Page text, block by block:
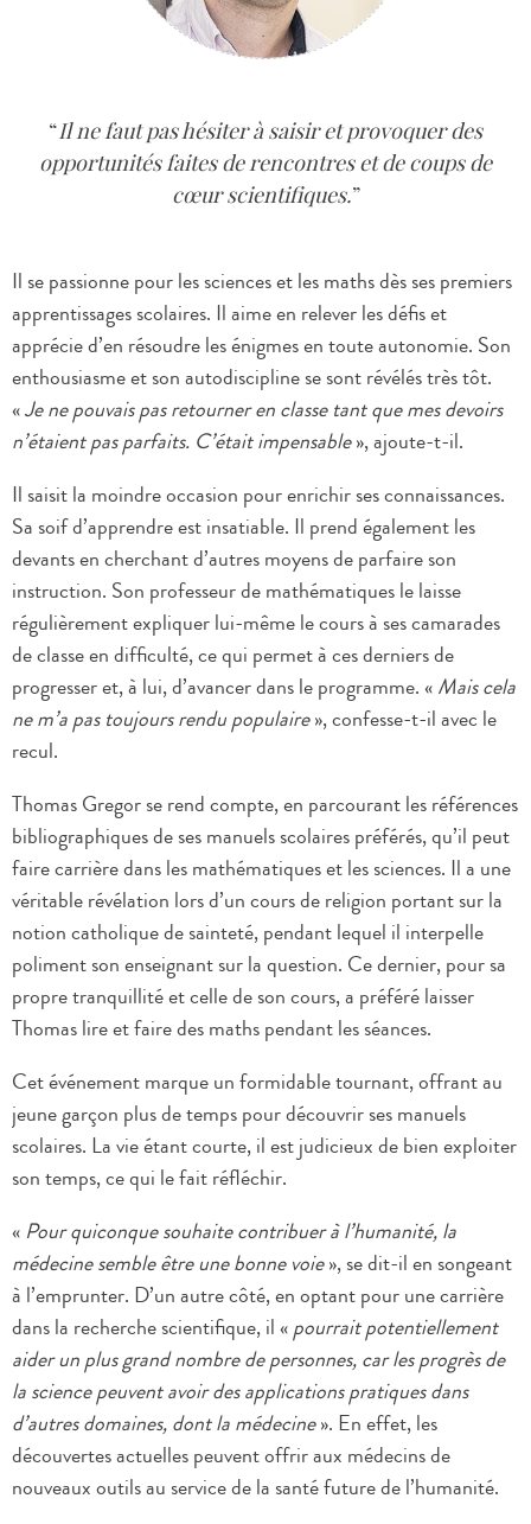
Il ne faut pas hésiter à saisir et provoquer des
opportunités faites de rencontres et de coups de
cœur scientifiques.
Il se passionne pour les sciences et les maths dès ses premiers
apprentissages scolaires. Il aime en relever les défis et
apprécie d’en résoudre les énigmes en toute autonomie. Son
enthousiasme et son autodiscipline se sont révélés très tôt.
«Je ne pouvais pas retourner en classe tant que mes devoirs
n’étaient pas parfaits. C’était impensable», ajoute-t-il.
Il saisit la moindre occasion pour enrichir ses connaissances.
Sa soif d’apprendre est insatiable. Il prend également les
devants en cherchant d’autres moyens de parfaire son
instruction. Son professeur de mathématiques le laisse
régulièrement expliquer lui-même le cours à ses camarades
de classe en difficulté, ce qui permet à ces derniers de
progresser et, à lui, d’avancer dans le programme. «Mais cela
ne m’a pas toujours rendu populaire», confesse-t-il avec le
recul.
Thomas Gregor se rend compte, en parcourant les références
bibliographiques de ses manuels scolaires préférés, qu’il peut
faire carrière dans les mathématiques et les sciences. Il a une
véritable révélation lors d’un cours de religion portant sur la
notion catholique de sainteté, pendant lequel il interpelle
poliment son enseignant sur la question. Ce dernier, pour sa
propre tranquillité et celle de son cours, a préféré laisser
Thomas lire et faire des maths pendant les séances.
Cet événement marque un formidable tournant, offrant au
jeune garçon plus de temps pour découvrir ses manuels
scolaires. La vie étant courte, il est judicieux de bien exploiter
son temps, ce qui le fait réfléchir.
« Pour quiconque souhaite contribuer à l’humanité, la
médecine semble être une bonne voie», se dit-il en songeant
à l’emprunter. D’un autre côté, en optant pour une carrière
dans la recherche scientifique, il «pourrait potentiellement
aider un plus grand nombre de personnes, car les progrès de
la science peuvent avoir des applications pratiques dans
d’autres domaines, dont la médecine». En effet, les
découvertes actuelles peuvent offrir aux médecins de
nouveaux outils au service de la santé future de l’humanité.